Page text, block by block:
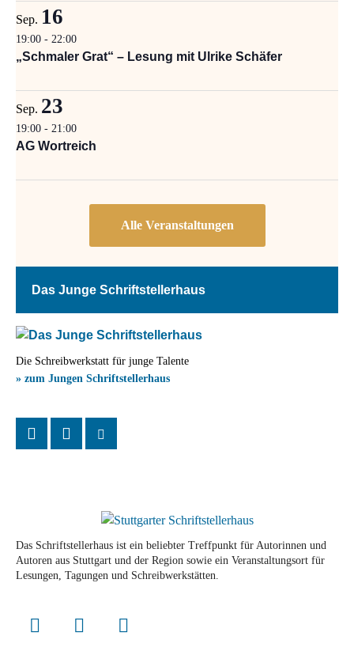
Sep. 16
19:00 - 22:00
„Schmaler Grat“ – Lesung mit Ulrike Schäfer
Sep. 23
19:00 - 21:00
AG Wortreich
Das Junge Schriftstellerhaus
Die Schreibwerkstatt für junge Talente
» zum Jungen Schriftstellerhaus
Das Schriftstellerhaus ist ein beliebter Treffpunkt für Autorinnen und
Autoren aus Stuttgart und der Region sowie ein Veranstaltungsort für
Lesungen, Tagungen und Schreibwerkstätten.